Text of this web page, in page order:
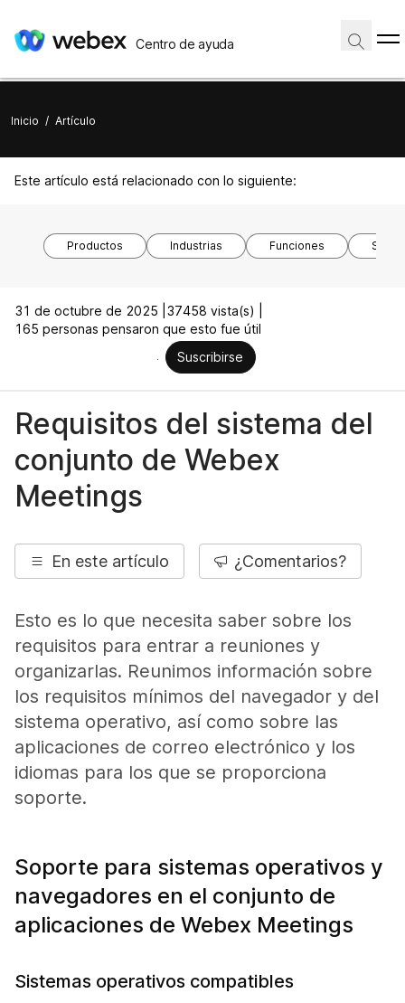
Centro de ayuda
Inicio / Artículo
Este artículo está relacionado con lo siguiente:
Productos Industrias Funciones
31 de octubre de 2025 | 37458 vista(s) |
165 personas pensaron que esto fue útil
Suscribirse
Requisitos del sistema del
conjunto de Webex
Meetings
En este artículo ¿Comentarios?
Esto es lo que necesita saber sobre los
requisitos para entrar a reuniones y
organizarlas. Reunimos información sobre
los requisitos mínimos del navegador y del
sistema operativo, así como sobre las
aplicaciones de correo electrónico y los
idiomas para los que se proporciona
soporte.
Soporte para sistemas operativos y
navegadores en el conjunto de
aplicaciones de Webex Meetings
Sistemas operativos compatibles